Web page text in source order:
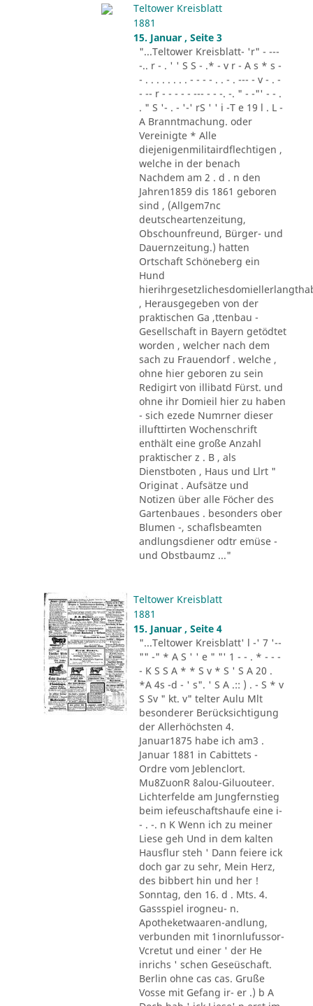
Teltower Kreisblatt
1881
15. Januar , Seite 3
"...Teltower Kreisblatt- 'r" - ---
-.. r - . ' ' S S - .* - v r - A s * s -
- . . . . . . . . - - - - . . - . --- - v - . -
- -- r - - - - - --- - - -. -. " - -"' - - .
. " S '- . - '-' rS ' ' i -T e 19 l . L -
A Branntmachung. oder
Vereinigte * Alle
diejenigenmilitairdflechtigen ,
welche in der benach
Nachdem am 2 . d . n den
Jahren1859 dis 1861 geboren
sind , (Allgem7nc
deutscheartenzeitung,
Obschounfreund, Bürger- und
Dauernzeitung.) hatten
Ortschaft Schöneberg ein
Hund
, Herausgegeben von der
praktischen Ga ,ttenbau -
Gesellschaft in Bayern getödtet
worden , welcher nach dem
sach zu Frauendorf . welche ,
ohne hier geboren zu sein
Redigirt von illibatd Fürst. und
ohne ihr Domieil hier zu haben
- sich ezede Numrner dieser
illufttirten Wochenschrift
enthält eine große Anzahl
praktischer z . B , als
Dienstboten , Haus und Llrt "
Originat . Aufsätze und
Notizen über alle Föcher des
Gartenbaues . besonders ober
Blumen -, schaflsbeamten
andlungsdiener odtr emüse -
und Obstbaumz ..."
Teltower Kreisblatt
1881
15. Januar , Seite 4
"...Teltower Kreisblatt' l -' 7 '--
"" -" * A S ' ' e " "' 1 - - . * - - -
- K S S A * * S v * S ' S A 20 .
*A 4s -d - ' s". ' S A .:: ) . - S * v
S Sv " kt. v" telter Aulu Mlt
besonderer Berücksichtigung
der Allerhöchsten 4.
Januar1875 habe ich am3 .
Januar 1881 in Cabittets -
Ordre vom Jeblenclort.
Mu8ZuonR 8alou-Giluouteer.
Lichterfelde am Jungfernstieg
beim iefeuschaftshaufe eine i-
- . -. n K Wenn ich zu meiner
Liese geh Und in dem kalten
Hausflur steh ' Dann feiere ick
doch gar zu sehr, Mein Herz,
des bibbert hin und her !
Sonntag, den 16. d . Mts. 4.
Gassspiel irogneu- n.
Apotheketwaaren-andlung,
verbunden mit 1inornlufussor-
Vcretut und einer ' der He
inrichs ' schen Geseüschaft.
Berlin ohne cas cas. Gruße
Vosse mit Gefang ir- er .) b A